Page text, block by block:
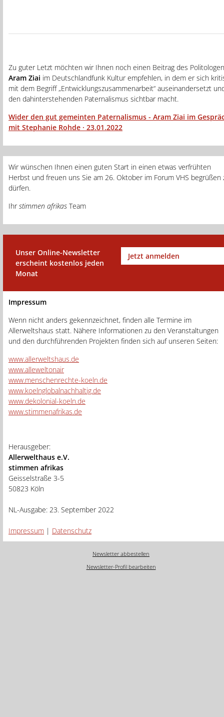
Zu guter Letzt möchten wir Ihnen noch einen Beitrag des Politologen
Aram Ziai im Deutschlandfunk Kultur empfehlen, in dem er sich
mit dem Begriff „Entwicklungszusammenarbeit“ auseinandersetzt
den dahinterstehenden Paternalismus sichtbar macht.
Wider den gut gemeinten Paternalismus - Aram Ziai im
mit Stephanie Rohde · 23.01.2022
Wir wünschen Ihnen einen guten Start in einen etwas verfrühten
Herbst und freuen uns Sie am 26. Oktober im Forum VHS begrüßen
dürfen.
Ihr stimmen afrikas Team
Unser Online-Newsletter
erscheint kostenlos jeden
Monat
Jetzt anmelden
Impressum
Wenn nicht anders gekennzeichnet, finden alle Termine im
Allerweltshaus statt. Nähere Informationen zu den Veranstaltungen
und den durchführenden Projekten finden sich auf unseren Seiten:
www.allerweltshaus.de
www.alleweltonair
www.menschenrechte-koeln.de
www.koelnglobalnachhaltig.de
www.dekolonial-koeln.de
www.stimmenafrikas.de
Herausgeber:
Allerwelthaus e.V.
stimmen afrikas
Geisselstraße 3-5
50823 Köln
NL-Ausgabe: 23. September 2022
Impressum | Datenschutz
Newsletter abbestellen
Newsletter-Profil bearbeiten